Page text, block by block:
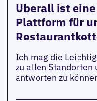
Uberall ist
Plattform für
Ich mag die
zu allen Standorten
antworten zu